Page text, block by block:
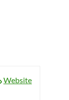
Website